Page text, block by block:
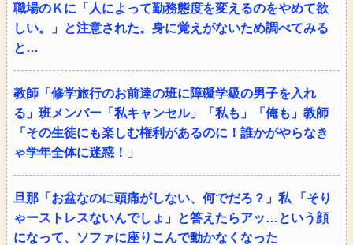
職場のＫに「人によって勤務態度を変えるのをやめて欲
しい。」と注意された。身に覚えがないため調べてみる
と…
教師「修学旅行のお前達の班に障礙学級の男子を入れ
る」班メンバー「私キャンセル」「私も」「俺も」教師
「その生徒にも楽しむ権利があるのに！誰かがやらなき
ゃ学年全体に迷惑！」
旦那「お盆なのに頭痛がしない、何でだろ？」私 「そり
ゃーストレスないんでしょ」と答えたらアッ…という顔
になって、ソファに座りこんで動かなくなった